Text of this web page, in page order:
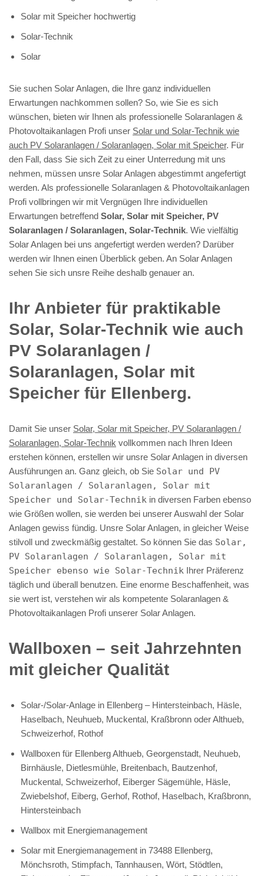
Solar mit Speicher hochwertig
Solar-Technik
Solar
Sie suchen Solar Anlagen, die Ihre ganz individuellen
Erwartungen nachkommen sollen? So, wie Sie es sich
wünschen, bieten wir Ihnen als professionelle Solaranlagen &
Photovoltaikanlagen Profi unser Solar und Solar-Technik wie
auch PV Solaranlagen / Solaranlagen, Solar mit Speicher. Für
den Fall, dass Sie sich Zeit zu einer Unterredung mit uns
nehmen, müssen unsre Solar Anlagen abgestimmt angefertigt
werden. Als professionelle Solaranlagen & Photovoltaikanlagen
Profi vollbringen wir mit Vergnügen Ihre individuellen
Erwartungen betreffend Solar, Solar mit Speicher, PV
Solaranlagen / Solaranlagen, Solar-Technik. Wie vielfältig
Solar Anlagen bei uns angefertigt werden werden? Darüber
werden wir Ihnen einen Überblick geben. An Solar Anlagen
sehen Sie sich unsre Reihe deshalb genauer an.
Ihr Anbieter für praktikable
Solar, Solar-Technik wie auch
PV Solaranlagen /
Solaranlagen, Solar mit
Speicher für Ellenberg.
Damit Sie unser Solar, Solar mit Speicher, PV Solaranlagen /
Solaranlagen, Solar-Technik vollkommen nach Ihren Ideen
erstehen können, erstellen wir unsre Solar Anlagen in diversen
Ausführungen an. Ganz gleich, ob Sie Solar und PV
Solaranlagen / Solaranlagen, Solar mit
Speicher und Solar-Technik in diversen Farben ebenso
wie Größen wollen, sie werden bei unserer Auswahl der Solar
Anlagen gewiss fündig. Unsre Solar Anlagen, in gleicher Weise
stilvoll und zweckmäßig gestaltet. So können Sie das Solar,
PV Solaranlagen / Solaranlagen, Solar mit
Speicher ebenso wie Solar-Technik Ihrer Präferenz
täglich und überall benutzen. Eine enorme Beschaffenheit, was
sie wert ist, verstehen wir als kompetente Solaranlagen &
Photovoltaikanlagen Profi unserer Solar Anlagen.
Wallboxen – seit Jahrzehnten
mit gleicher Qualität
Solar-/Solar-Anlage in Ellenberg – Hintersteinbach, Häsle,
Haselbach, Neuhueb, Muckental, Kraßbronn oder Althueb,
Schweizerhof, Rothof
Wallboxen für Ellenberg Althueb, Georgenstadt, Neuhueb,
Birnhäusle, Dietlesmühle, Breitenbach, Bautzenhof,
Muckental, Schweizerhof, Eiberger Sägemühle, Häsle,
Zwiebelshof, Eiberg, Gerhof, Rothof, Haselbach, Kraßbronn,
Hintersteinbach
Wallbox mit Energiemanagement
Solar mit Energiemanagement in 73488 Ellenberg,
Mönchsroth, Stimpfach, Tannhausen, Wört, Stödtlen,